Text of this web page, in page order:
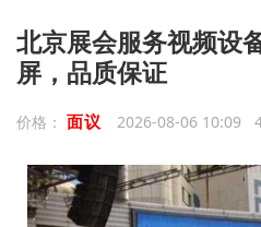
北京展会服务视频设
屏，品质保证
价格： 面议 2026-08-06 10:09